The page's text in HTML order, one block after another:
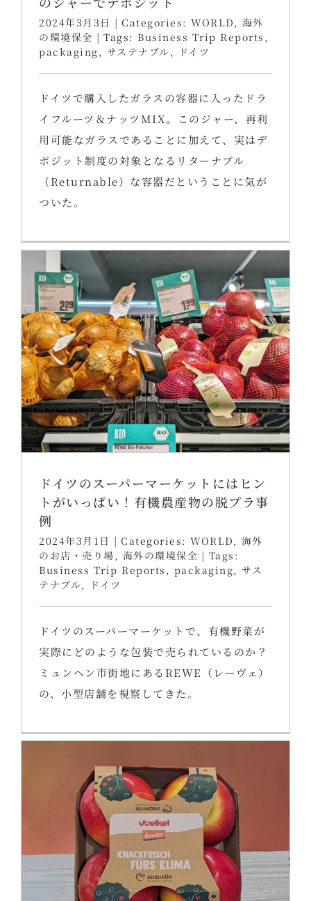
2024年3月3日 | Categories: WORLD , 海外
の環境保全 | Tags: Business Trip Reports ,
packaging , サステナブル , ドイツ
ドイツで購入したガラスの容器に入ったドラ
イフルーツ＆ナッツMIX。このジャー、再利
用可能なガラスであることに加えて、実はデ
ポジット制度の対象となるリターナブル
（Returnable）な容器だということに気が
ついた。
ドイツのスーパーマーケットにはヒン
トがいっぱい！有機農産物の脱プラ事
例
2024年3月1日 | Categories: WORLD , 海外
のお店・売り場 , 海外の環境保全 | Tags:
Business Trip Reports , packaging, サス
テナブル, ドイツ
ドイツのスーパーマーケットで、有機野菜が
実際にどのような包装で売られているのか？
ミュンヘン市街地にあるREWE（レーヴェ）
の、小型店舗を視察してきた。